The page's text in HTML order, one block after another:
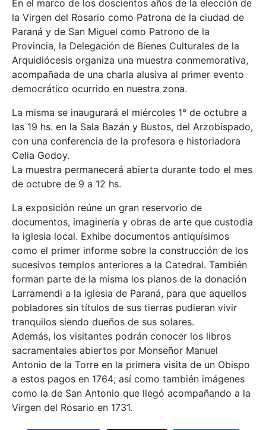
En el marco de los doscientos años de la elección de
la Virgen del Rosario como Patrona de la ciudad de
Paraná y de San Miguel como Patrono de la
Provincia, la Delegación de Bienes Culturales de la
Arquidiócesis organiza una muestra conmemorativa,
acompañada de una charla alusiva al primer evento
democrático ocurrido en nuestra zona.
La misma se inaugurará el miércoles 1° de octubre a
las 19 hs. en la Sala Bazán y Bustos, del Arzobispado,
con una conferencia de la profesora e historiadora
Celia Godoy.
La muestra permanecerá abierta durante todo el mes
de octubre de 9 a 12 hs.
La exposición reúne un gran reservorio de
documentos, imaginería y obras de arte que custodia
la iglesia local. Exhibe documentos antiquísimos
como el primer informe sobre la construcción de los
sucesivos templos anteriores a la Catedral. También
forman parte de la misma los planos de la donación
Larramendi a la iglesia de Paraná, para que aquellos
pobladores sin títulos de sus tierras pudieran vivir
tranquilos siendo dueños de sus solares.
Además, los visitantes podrán conocer los libros
sacramentales abiertos por Monseñor Manuel
Antonio de la Torre en la primera visita de un Obispo
a estos pagos en 1764; así como también imágenes
como la de San Antonio que llegó acompañando a la
Virgen del Rosario en 1731.